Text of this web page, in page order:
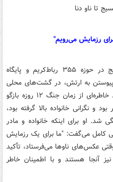
رزمایش می‌رویم"
شهید مهرپور از اعضای فعال بسیج در حوزه ۳۵۵ رباط‌کریم و پایگاه
پیوستن به ارتش، در گشت‌های محلی
فعالیتی داوطلبانه داشت. پدر شهید خاطره‌ای از زمان جنگ ۱۲ روزه بازگو
و نگرانی خانواده بالا گرفته بود،
شد. او برای اینکه خانواده و مادر
کامل می‌گفت: "ما برای یک رزمایش
عکس‌های ناوها می‌فرستاد، تأکید
آنجا هستند و با اطمینان خاطر